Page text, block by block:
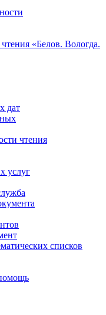
«Белов. Вологда.
дат
чтения
услуг
списков